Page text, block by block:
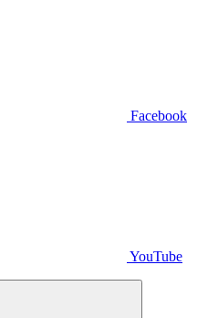
Facebook
YouTube